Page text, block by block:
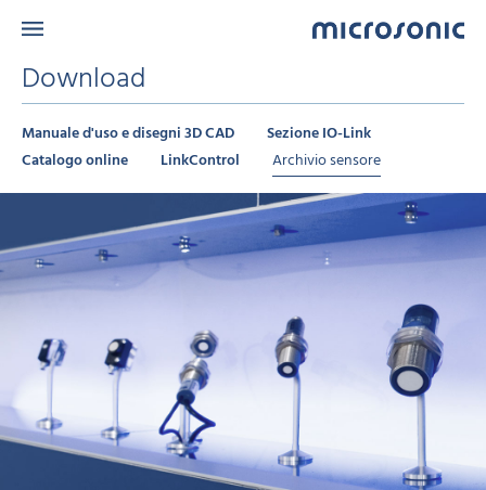
Download
Manuale d'uso e disegni 3D CAD
Sezione IO-Link
Catalogo online
LinkControl Archivio sensore